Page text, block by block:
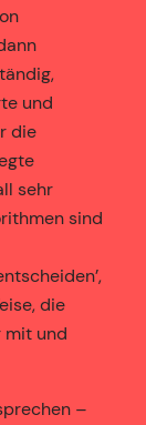
und
die
sehr
sind
die
mit und
–